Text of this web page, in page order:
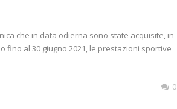
che in data odierna sono state acquisite, in
fino al 30 giugno 2021, le prestazioni sportive
0